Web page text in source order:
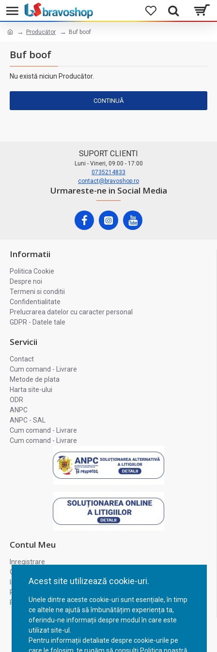
Acest site utilizează cookie-uri.
Unele dintre aceste cookie-uri sunt esențiale, în timp
ce altele ne ajută să îmbunătățim experiența ta,
oferindu-ne informații despre modul în care este
utilizat site-ul.
Pentru informații detaliate despre cookie-urile pe
Producător Buf boof
Buf boof
Nu există niciun Producător.
CONTINUĂ
SUPORT CLIENTI
Luni - Vineri, 09:00 - 17:00
0735214833
contact@bravoshop.ro
Urmareste-ne in Social Media
Informatii
Politica Cookie
Despre noi
Termeni si conditii
Confidentialitate
Prelucrarea datelor cu caracter personal
GDPR - Datele tale
Servicii
Contact
Cum comand - Livrare
Metode de plata
Harta site-ului
ODR
ANPC
ANPC - SAL
Cum comand - Livrare
Cum comand - Livrare
Contul Meu
Inregistrare
Contul meu
Istoric comenzi
Recuperare parola
Returnare produs